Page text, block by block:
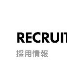
採用情報